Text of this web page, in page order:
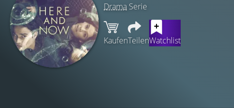
Drama Serie
KaufenTeilenWatchlist